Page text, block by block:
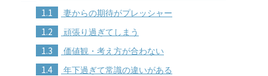
1.1 妻からの期待がプレッシャー
1.2 頑張り過ぎてしまう
1.3 価値観・考え方が合わない
1.4 年下過ぎて常識の違いがある